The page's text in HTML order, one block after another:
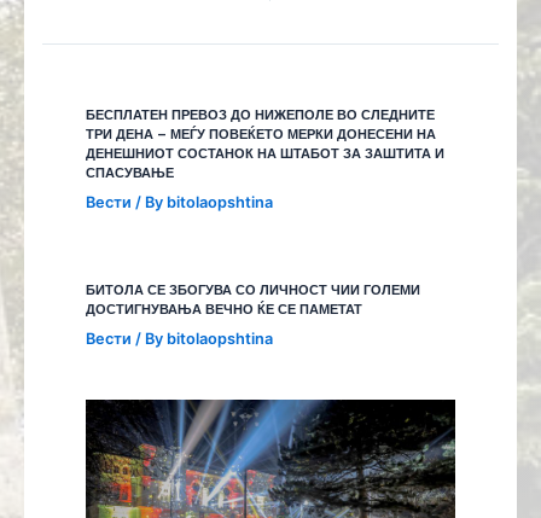
БЕСПЛАТЕН ПРЕВОЗ ДО НИЖЕПОЛЕ ВО СЛЕДНИТЕ
ТРИ ДЕНА – МЕЃУ ПОВЕЌЕТО МЕРКИ ДОНЕСЕНИ НА
ДЕНЕШНИОТ СОСТАНОК НА ШТАБОТ ЗА ЗАШТИТА И
СПАСУВАЊЕ
Вести / By bitolaopshtina
БИТОЛА СЕ ЗБОГУВА СО ЛИЧНОСТ ЧИИ ГОЛЕМИ
ДОСТИГНУВАЊА ВЕЧНО ЌЕ СЕ ПАМЕТАТ
Вести / By bitolaopshtina